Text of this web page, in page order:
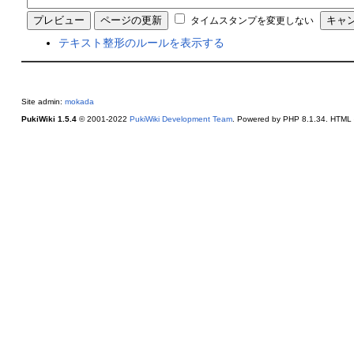
タイムスタンプを変更しない
テキスト整形のルールを表示する
Site admin: mokada
PukiWiki 1.5.4© 2001-2022 PukiWiki Development Team. Powered by PHP 8.1.34. HTML